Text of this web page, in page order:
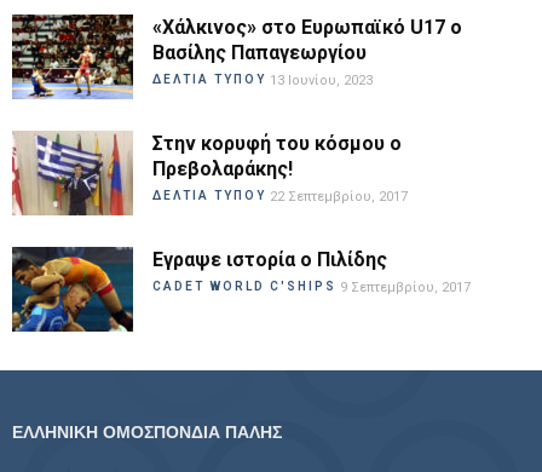
«Χάλκινος» στο Ευρωπαϊκό U17 ο
Βασίλης Παπαγεωργίου
ΔΕΛΤΙΑ ΤΥΠΟΥ 13 Ιουνίου, 2023
Στην κορυφή του κόσμου ο
Πρεβολαράκης!
ΔΕΛΤΙΑ ΤΥΠΟΥ 22 Σεπτεμβρίου, 2017
Εγραψε ιστορία ο Πιλίδης
CADET WORLD C'SHIPS 9 Σεπτεμβρίου, 2017
ΕΛΛΗΝΙΚΗ ΟΜΟΣΠΟΝΔΙΑ ΠΑΛΗΣ